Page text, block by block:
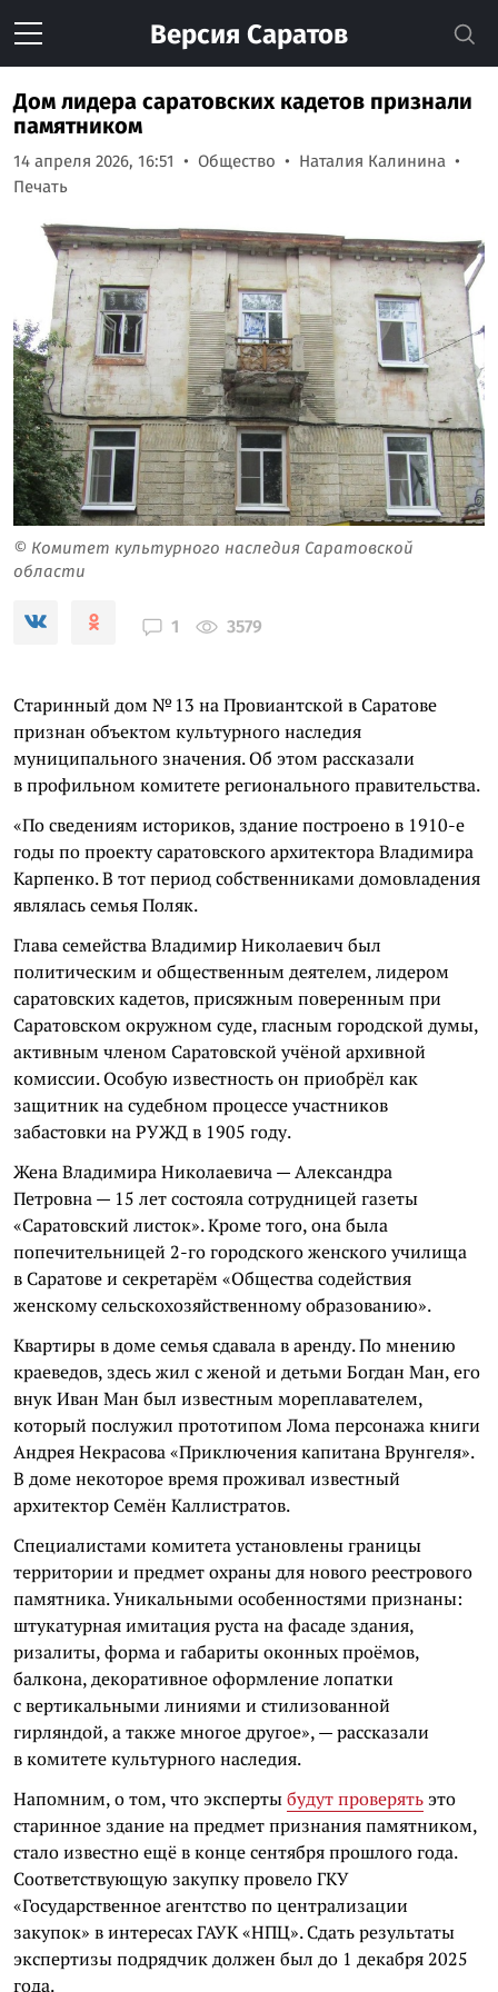
Версия Саратов
Дом лидера саратовских кадетов признали
памятником
14 апреля 2026, 16:51 Общество
Наталия Калинина
Печать
© Комитет культурного наследия Саратовской
области
1 3579
Старинный дом № 13 на Провиантской в Саратове
признан объектом культурного наследия
муниципального значения. Об этом рассказали
в профильном комитете регионального правительства.
«По сведениям историков, здание построено в 1910-е
годы по проекту саратовского архитектора Владимира
Карпенко. В тот период собственниками домовладения
являлась семья Поляк.
Глава семейства Владимир Николаевич был
политическим и общественным деятелем, лидером
саратовских кадетов, присяжным поверенным при
Саратовском окружном суде, гласным городской думы,
активным членом Саратовской учёной архивной
комиссии. Особую известность он приобрёл как
защитник на судебном процессе участников
забастовки на РУЖД в 1905 году.
Жена Владимира Николаевича — Александра
Петровна — 15 лет состояла сотрудницей газеты
«Саратовский листок». Кроме того, она была
попечительницей 2-го городского женского училища
в Саратове и секретарём «Общества содействия
женскому сельскохозяйственному образованию».
Квартиры в доме семья сдавала в аренду. По мнению
краеведов, здесь жил с женой и детьми Богдан Ман, его
внук Иван Ман был известным мореплавателем,
который послужил прототипом Лома персонажа книги
Андрея Некрасова «Приключения капитана Врунгеля».
В доме некоторое время проживал известный
архитектор Семён Каллистратов.
Специалистами комитета установлены границы
территории и предмет охраны для нового реестрового
памятника. Уникальными особенностями признаны:
штукатурная имитация руста на фасаде здания,
ризалиты, форма и габариты оконных проёмов,
балкона, декоративное оформление лопатки
с вертикальными линиями и стилизованной
гирляндой, а также многое другое», — рассказали
в комитете культурного наследия.
Напомним, о том, что экспертыбудут проверять это
старинное здание на предмет признания памятником,
стало известно ещё в конце сентября прошлого года.
Соответствующую закупку провело ГКУ
«Государственное агентство по централизации
закупок» в интересах ГАУК «НПЦ». Сдать результаты
экспертизы подрядчик должен был до 1 декабря 2025
года.